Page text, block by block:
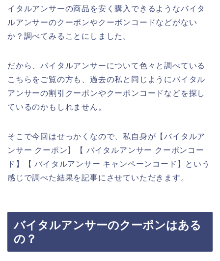
イタルアンサーの商品を安く購入できるようなバイタ
ルアンサーのクーポンやクーポンコードなどがない
か？調べてみることにしました。
だから、バイタルアンサーについて色々と調べている
こちらをご覧の方も、過去の私と同じようにバイタル
アンサーの割引クーポンやクーポンコードなどを探し
ているのかもしれません。
そこで今回はせっかくなので、私自身が【バイタルア
ンサー クーポン】【 バイタルアンサー クーポンコー
ド】【 バイタルアンサー キャンペーンコード】という
感じで調べた結果を記事にさせていただきます。
バイタルアンサーのクーポンはある
の？